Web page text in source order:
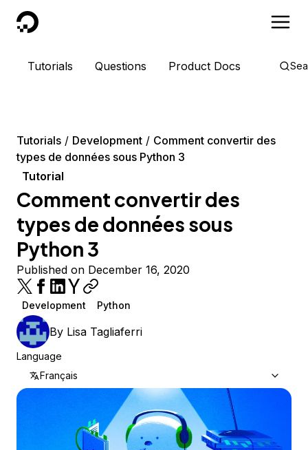
DigitalOcean
Tutorials Questions Product Docs
Tutorials Development
Comment convertir des
types de données sous Python 3
Tutorial
Comment convertir des
types de données sous
Python 3
Published on December 16, 2020
Development Python
By Lisa Tagliaferri
Language
Français